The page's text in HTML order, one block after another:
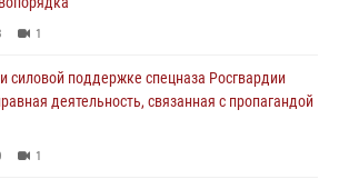
1
силовой поддержке спецназа Росгвардии
деятельность, связанная с пропагандой
1